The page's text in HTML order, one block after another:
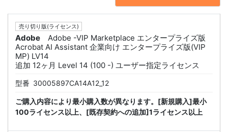
売り切り版(ライセンス)
Adobe
Adobe -VIP Marketplace エンタープライズ版
Acrobat AI Assistant 企業向け エンタープライズ版(VIP
MP) LV14
追加 12ヶ月 Level 14 (100 -) ユーザー指定ライセンス
型番 30005897CA14A12_12
ご購入内容により最小購入数が異なります。[新規購入]最小
100ライセンス以上、[既存契約への追加]1ライセンス以上